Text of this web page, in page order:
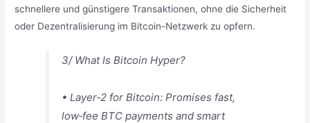
schnellere und günstigere Transaktionen, ohne die Sicherheit
oder Dezentralisierung im Bitcoin-Netzwerk zu opfern.
3/ What Is Bitcoin Hyper?
• Layer‑2 for Bitcoin: Promises fast,
low‑fee BTC payments and smart